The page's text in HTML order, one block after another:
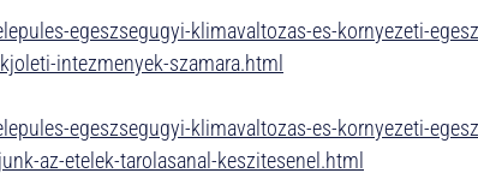
egeszsegugyi-klimavaltozas-es-kornyezeti-
intezmenyek-szamara.html
egeszsegugyi-klimavaltozas-es-kornyezeti-
az-etelek-tarolasanal-keszitesenel.html